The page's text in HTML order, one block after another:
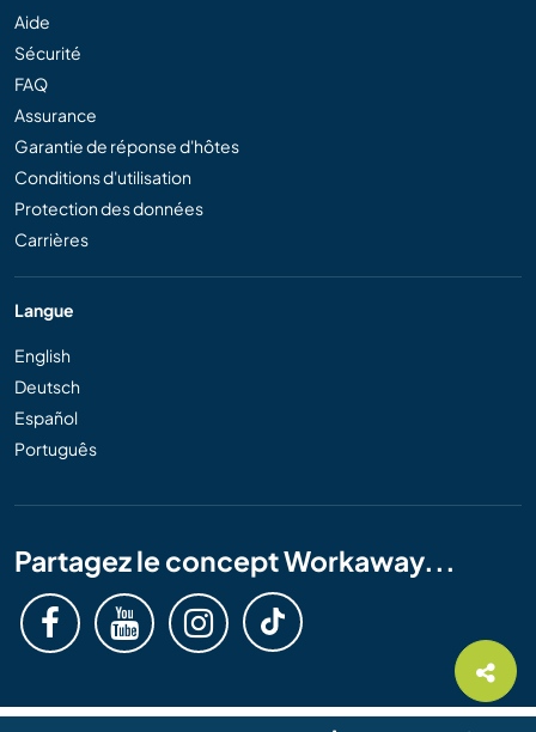
Aide
Sécurité
FAQ
Assurance
Garantie de réponse d'hôtes
Conditions d'utilisation
Protection des données
Carrières
Langue
English
Deutsch
Español
Português
Partagez le concept Workaway...